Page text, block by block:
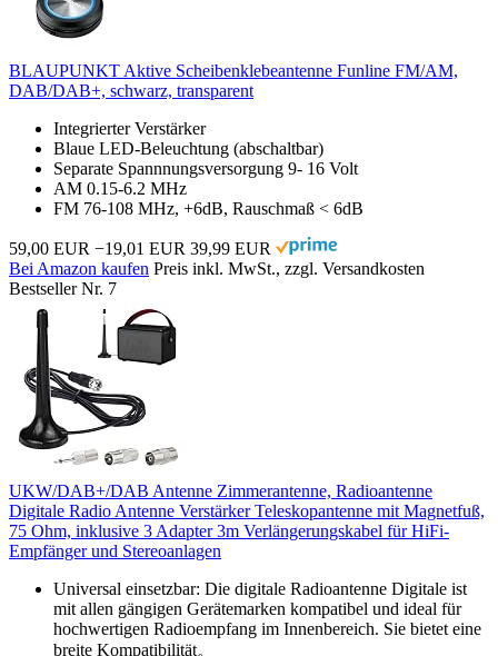
BLAUPUNKT Aktive Scheibenklebeantenne Funline FM/AM,
DAB/DAB+, schwarz, transparent
Integrierter Verstärker
Blaue LED-Beleuchtung (abschaltbar)
Separate Spannnungsversorgung 9- 16 Volt
AM 0.15-6.2 MHz
FM 76-108 MHz, +6dB, Rauschmaß < 6dB
59,00 EUR −19,01 EUR 39,99 EUR
Bei Amazon kaufen Preis inkl. MwSt., zzgl. Versandkosten
Bestseller Nr. 7
UKW/DAB+/DAB Antenne Zimmerantenne, Radioantenne
Digitale Radio Antenne Verstärker Teleskopantenne mit Magnetfuß,
75 Ohm, inklusive 3 Adapter 3m Verlängerungskabel für HiFi-
Empfänger und Stereoanlagen
Universal einsetzbar: Die digitale Radioantenne Digitale ist
mit allen gängigen Gerätemarken kompatibel und ideal für
hochwertigen Radioempfang im Innenbereich. Sie bietet eine
breite Kompatibilität。